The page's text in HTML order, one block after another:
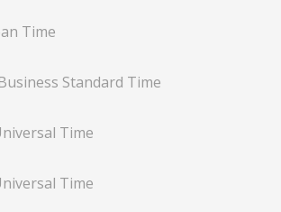
Time
Standard Time
Time
Time